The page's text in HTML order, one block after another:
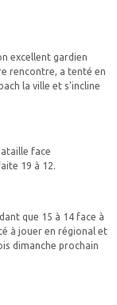
excellent gardien
rencontre, a tenté en
la ville et s'incline
face
19 à 12.
que 15 à 14 face à
à jouer en régional et
dimanche prochain